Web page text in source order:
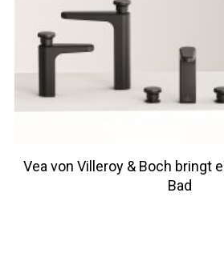
Vea von Villeroy & Boch bringt
Bad